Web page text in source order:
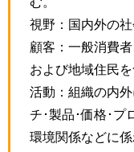
視野：国内外の
顧客：一般消費
および地域住民を
活動：組織の内
チ･製品･価格･プ
環境関係などに係